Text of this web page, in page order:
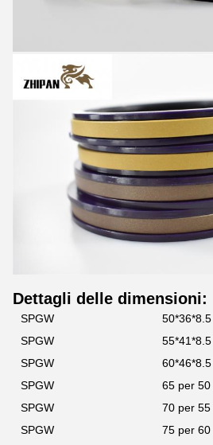
Dettagli delle dimensioni:
SPGW 50*36*8.5
SPGW
55*41*8.5
SPGW
60*46*8.5
SPGW
65 per
SPGW
70 per
SPGW
75 per